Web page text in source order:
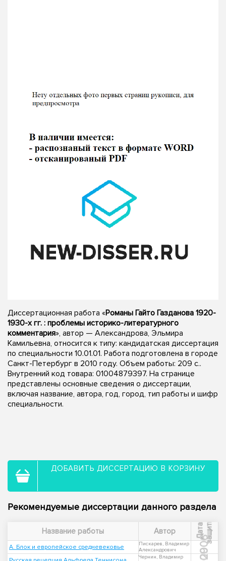
Диссертационная работа «Романы Гайто Газданова 1920-
1930-х гг. : проблемы историко-литературного
комментария», автор — Александрова, Эльмира
Камильевна, относится к типу: кандидатская диссертация
по специальности 10.01.01. Работа подготовлена в городе
Санкт-Петербург в 2010 году. Объем работы: 209 с..
Внутренний код товара: 01004879397. На странице
представлены основные сведения о диссертации,
включая название, автора, год, город, тип работы и шифр
специальности.
ДОБАВИТЬ ДИССЕРТАЦИЮ В КОРЗИНУ
Рекомендуемые диссертации данного раздела
Название работы Автор Д
а
т
а
з
а
щ
и
ты
А. Блок и европейское средневековье
Пискарев, Владимир
Александрович
2006
Чернин, Владимир